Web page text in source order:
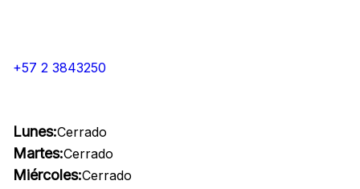
+57 2 3843250
Lunes:Cerrado
Martes:Cerrado
Miércoles:Cerrado